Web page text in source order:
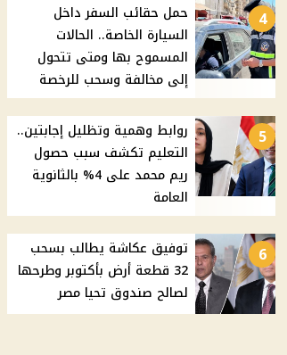
4
حمل حقائب السفر داخل
السيارة الخاصة.. الحالات
المسموح بها ومتى تتحول
إلى مخالفة وسحب للرخصة
5
روابط وهمية وتظليل إجابتين..
التعليم تكشف سبب حصول
ريم محمد على 4% بالثانوية
العامة
6
توفيق عكاشة يطالب بسحب
32 قطعة أرض بأكتوبر وطرحها
لصالح صندوق تحيا مصر